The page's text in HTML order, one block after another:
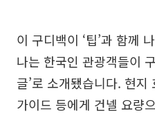
이 구디백이 ‘팁’과 함께
나는 한국인 관광객들이
글’로 소개됐습니다. 현
가이드 등에게 건넬 요량